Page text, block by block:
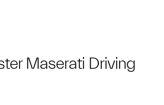
Maserati Driving